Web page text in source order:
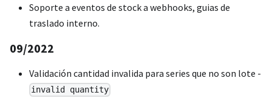
Soporte a eventos de stock a webhooks, guias de
traslado interno.
09/2022
Validación cantidad invalida para series que no son lote -
invalid quantity